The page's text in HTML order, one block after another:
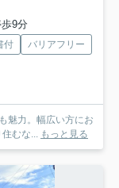
9分
付
バリアフリー
魅力。幅広い方にお
むな...
もっと見る